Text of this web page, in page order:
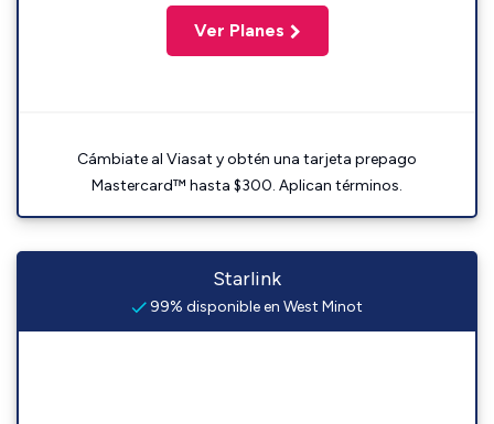
Ver Planes
Cámbiate al Viasat y obtén una tarjeta prepago
Mastercard™ hasta $300. Aplican términos.
Starlink
99% disponible en West Minot